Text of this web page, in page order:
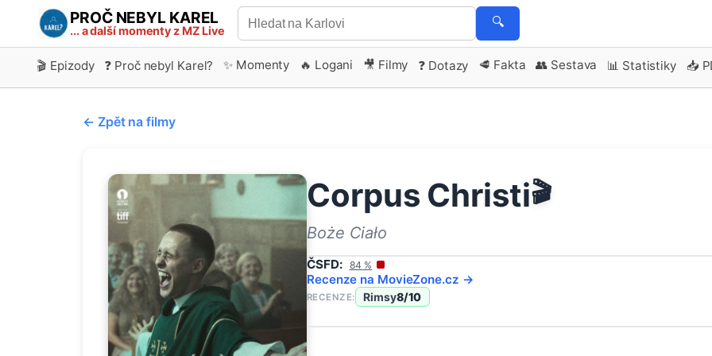
PROČ NEBYL KAREL
... a další momenty z MZ Live
🔍
🎬 Epizody ❓ Proč nebyl Karel? ✨ Momenty 🔥 Logani 🎥 Filmy ❓ Dotazy 🥩 Fakta 👥 Sestava 📊 Statistiky 📥
← Zpět na filmy
Corpus Christi🎬
Boże Ciało
ČSFD: 84 %
Recenze na MovieZone.cz →
RECENZE: Rimsy8/10